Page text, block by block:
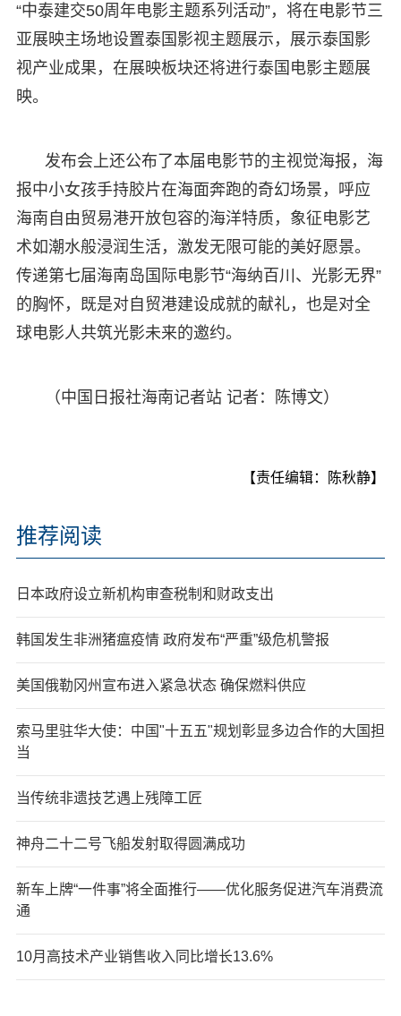
“中泰建交50周年电影主题系列活动”，将在电影节三
亚展映主场地设置泰国影视主题展示，展示泰国影
视产业成果，在展映板块还将进行泰国电影主题展
映。
发布会上还公布了本届电影节的主视觉海报，海
报中小女孩手持胶片在海面奔跑的奇幻场景，呼应
海南自由贸易港开放包容的海洋特质，象征电影艺
术如潮水般浸润生活，激发无限可能的美好愿景。
传递第七届海南岛国际电影节“海纳百川、光影无界”
的胸怀，既是对自贸港建设成就的献礼，也是对全
球电影人共筑光影未来的邀约。
（中国日报社海南记者站 记者：陈博文）
【责任编辑：陈秋静】
推荐阅读
日本政府设立新机构审查税制和财政支出
韩国发生非洲猪瘟疫情 政府发布“严重”级危机警报
美国俄勒冈州宣布进入紧急状态 确保燃料供应
索马里驻华大使：中国"十五五"规划彰显多边合作的大国担
当
当传统非遗技艺遇上残障工匠
神舟二十二号飞船发射取得圆满成功
新车上牌“一件事”将全面推行——优化服务促进汽车消费流
通
10月高技术产业销售收入同比增长13.6%